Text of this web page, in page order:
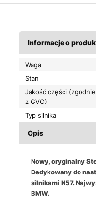
Informacje o
Waga
Stan
Jakość części (zgodnie
z GVO)
Typ silnika
Opis
Nowy, oryginalny
Dedykowany do
silnikami N57.
BMW.